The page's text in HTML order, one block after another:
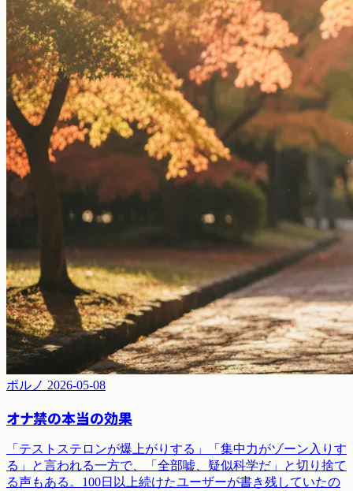
ポルノ 2026-05-08
オナ禁の本当の効果
「テストステロンが爆上がりする」「集中力がゾーン入りす
る」と言われる一方で、「全部嘘、疑似科学だ」と切り捨て
る声もある。100日以上続けたユーザーが書き残していたの